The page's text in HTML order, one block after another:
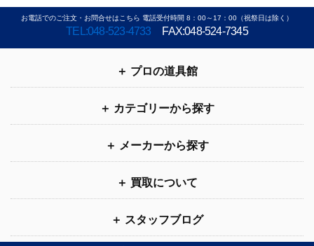
お電話でのご注文・お問合せはこちら 電話受付時間 8：00～17：00（祝祭日は除く）
TEL:048-523-4733 FAX:048-524-7345
プロの道具館
カテゴリーから探す
メーカーから探す
買取について
スタッフブログ